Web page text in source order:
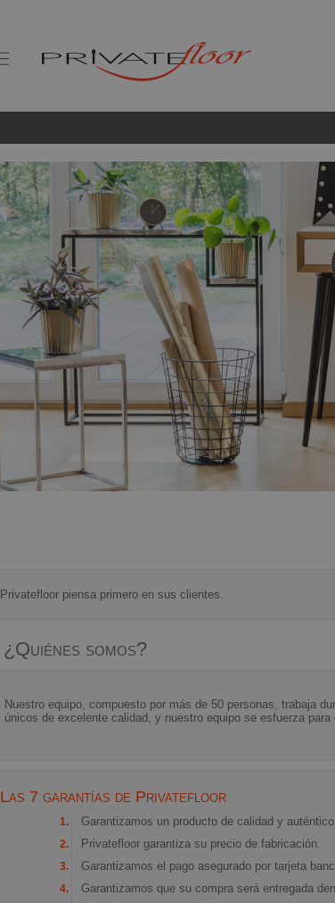
Privatefloor piensa primero en sus clientes.
¿Quiénes somos?
Nuestro equipo, compuesto por más de 50 personas, trabaja
únicos de excelente calidad, y nuestro equipo se esfuerza
Las 7 garantías de Privatefloor
Garantizamos un producto de calidad y
Privatefloor garantiza su precio de fabricación.
Garantizamos el pago asegurado por tarjeta
Garantizamos que su compra será entregada